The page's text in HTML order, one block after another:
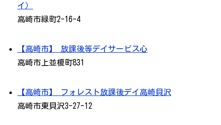
イ）
高崎市緑町2-16-4
【高崎市】 放課後等デイサービス心
高崎市上並榎町831
【高崎市】 フォレスト放課後デイ高崎貝沢
高崎市東貝沢3-27-12